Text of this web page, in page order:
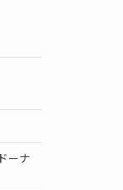
ーナ